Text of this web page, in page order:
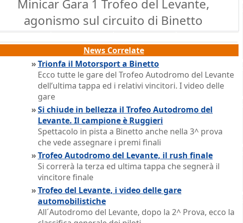
Minicar Gara 1 Trofeo del Levante,
agonismo sul circuito di Binetto
News Correlate
»Trionfa il Motorsport a Binetto
Ecco tutte le gare del Trofeo Autodromo del Levante
dell’ultima tappa ed i relativi vincitori. I video delle
gare
»Si chiude in bellezza il Trofeo Autodromo del
Levante. Il campione è Ruggieri
Spettacolo in pista a Binetto anche nella 3^ prova
che vede assegnare i premi finali
»Trofeo Autodromo del Levante, il rush finale
Si correrà la terza ed ultima tappa che segnerà il
vincitore finale
»Trofeo del Levante, i video delle gare
automobilistiche
All´Autodromo del Levante, dopo la 2^ Prova, ecco la